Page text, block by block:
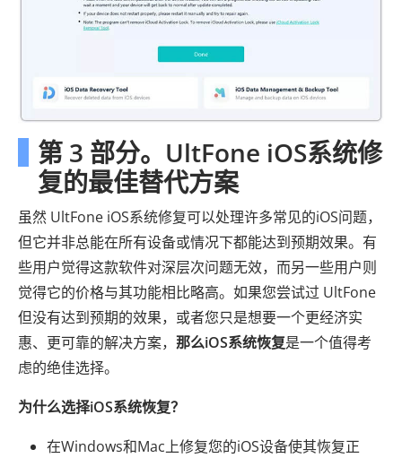
第 3 部分。UltFone iOS系统修
复的最佳替代方案
虽然 UltFone iOS系统修复可以处理许多常见的iOS问题，
但它并非总能在所有设备或情况下都能达到预期效果。有
些用户觉得这款软件对深层次问题无效，而另一些用户则
觉得它的价格与其功能相比略高。如果您尝试过 UltFone
但没有达到预期的效果，或者您只是想要一个更经济实
惠、更可靠的解决方案， 那么iOS系统恢复是一个值得考
虑的绝佳选择。
为什么选择iOS系统恢复？
在Windows和Mac上修复您的iOS设备使其恢复正